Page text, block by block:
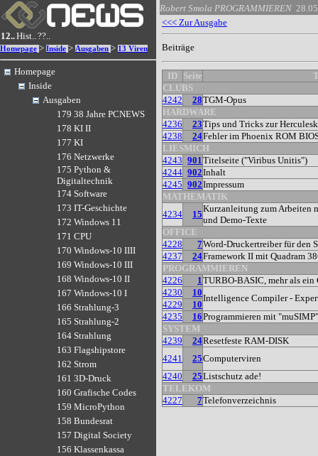
12..Hist..??..
Homepage > Inside > Ausgaben > 13 Viren
Homepage
Inside
Ausgaben
179 38 Jahre PCNEWS
178 KI II
177 KI
176 Netzwerke
175 Python &
Digitaltechnik
174 Software
173 IT-Geschichte
172 Windows 11
171 CPU
170 Windows-10 IIII
169 Windows-10 III
168 Windows-10 II
167 Windows-10 I
166 Strahlung-3
165 Strahlung-2
164 Strahlung
163 Flagshipstore
162 Strom
161 3D-Druck
160 Grafische Codes
159 MicroPython
158 Bundesrat
157 Digital Society
156 Klassenkassa
Robert Smola PROGRAMMIEREN
<<< Zur Ausgabe
Beiträge
ID Seite
CLUBS
4242
28TGM-Opus
HARDWARE
4236
23Tips und Tricks zur
4238
24Fehler im Phoenix ROM
LIESMICH
4243 901Titelseite ("Viribus Unitis")
4244 902Inhalt
4245 902Impressum
MATHEMATIK
4234
15
Kurzanleitung zum Arbeiten
und Demo-Texte
OFFICE
4228
7Word-Druckertreiber für den
4237
24Framework II mit Quadram
PROGRAMMIEREN
4226
1TURBO-BASIC, mehr als ein
4230
10
Intelligence Compiler -
4229
10
4235
16Programmieren mit "muSIMP"
SYSTEM
4239
24Resetfeste RAM-DISK
4241
25Computerviren
4240
25Listschutz ade!
TELEKOM
4227
7Telefonverzeichnis